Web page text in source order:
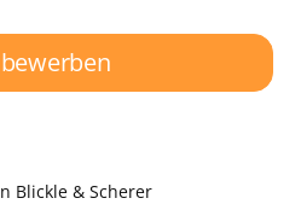
bewerben
Blickle & Scherer